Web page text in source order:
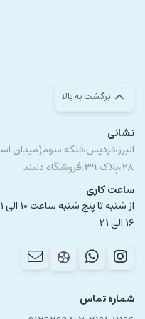
برگشت به بالا
نشانی
البرز،فردیس،فلکه سوم(میدان
28،پلاک 39،فروشگاه دلبند
ساعت کاری
16 الی 21
شماره تماس